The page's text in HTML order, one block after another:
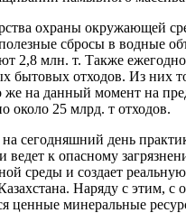
охраны окружающей
сбросы в водные
2,8 млн. т. Также ежегодно
бытовых отходов. Из них
же на данный момент на
около 25 млрд. т отходов.
сегодняшний день
ведет к опасному
среды и создает реальную
Наряду с этим, с
ценные минеральные